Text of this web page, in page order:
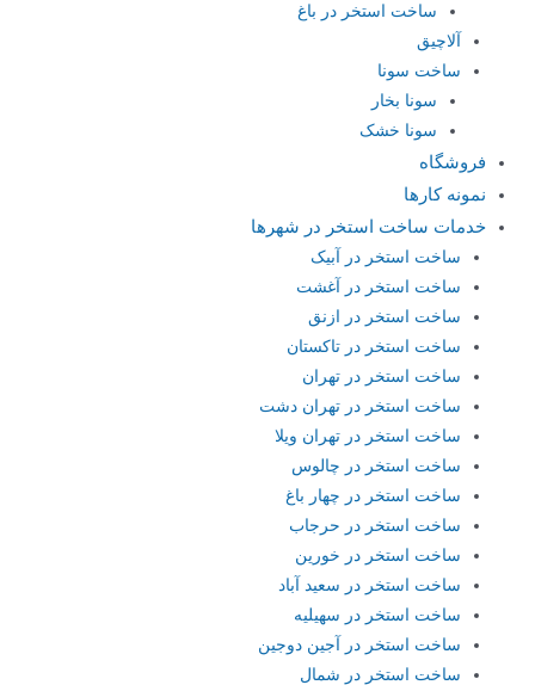
ساخت استخر در باغ
آلاچیق
ساخت سونا
سونا بخار
سونا خشک
فروشگاه
نمونه کارها
خدمات ساخت استخر در شهرها
ساخت استخر در آبیک
ساخت استخر در آغشت
ساخت استخر در ازنق
ساخت استخر در تاکستان
ساخت استخر در تهران
ساخت استخر در تهران دشت
ساخت استخر در تهران ویلا
ساخت استخر در چالوس
ساخت استخر در چهار باغ
ساخت استخر در حرجاب
ساخت استخر در خورین
ساخت استخر در سعید آباد
ساخت استخر در سهیلیه
ساخت استخر در آجین دوجین
ساخت استخر در شمال